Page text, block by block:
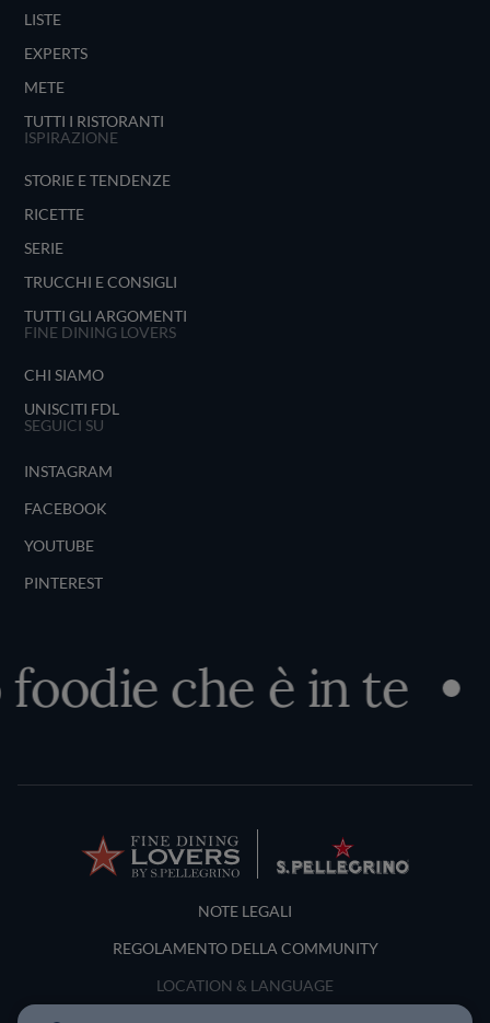
LISTE
EXPERTS
METE
TUTTI I RISTORANTI
ISPIRAZIONE
STORIE E TENDENZE
RICETTE
SERIE
TRUCCHI E CONSIGLI
TUTTI GLI ARGOMENTI
FINE DINING LOVERS
CHI SIAMO
UNISCITI FDL
SEGUICI SU
INSTAGRAM
FACEBOOK
YOUTUBE
PINTEREST
che è in te
Terms and Conditions
NOTE LEGALI
REGOLAMENTO DELLA COMMUNITY
LOCATION & LANGUAGE